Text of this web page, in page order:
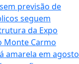
previsão de
seguem
da Expo
Monte Carmo
amarela em agosto